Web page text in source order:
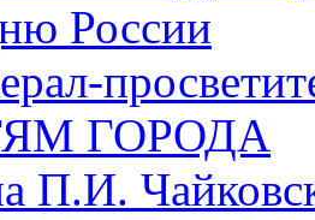
России
ГОРОДА
П.И.